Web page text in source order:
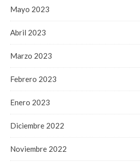
Mayo 2023
Abril 2023
Marzo 2023
Febrero 2023
Enero 2023
Diciembre 2022
Noviembre 2022